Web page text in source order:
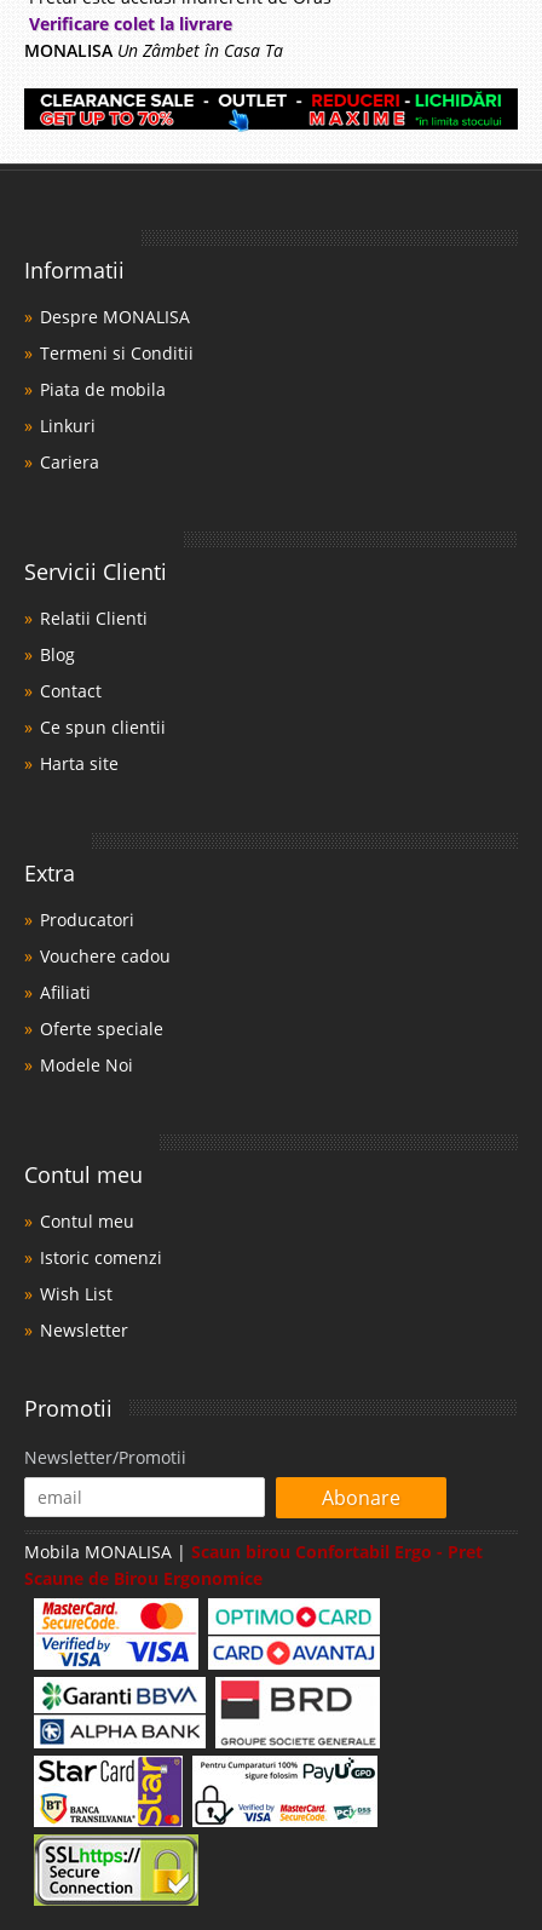
Verificare colet la livrare
MONALISA Un Zâmbet în Casa Ta
Informatii
Despre MONALISA
Termeni si Conditii
Piata de mobila
Linkuri
Cariera
Servicii Clienti
Relatii Clienti
Blog
Contact
Ce spun clientii
Harta site
Extra
Producatori
Vouchere cadou
Afiliati
Oferte speciale
Modele Noi
Contul meu
Contul meu
Istoric comenzi
Wish List
Newsletter
Promotii
Newsletter/Promotii
Abonare
Mobila MONALISA | Scaun birou Confortabil Ergo - Pret
Scaune de Birou Ergonomice